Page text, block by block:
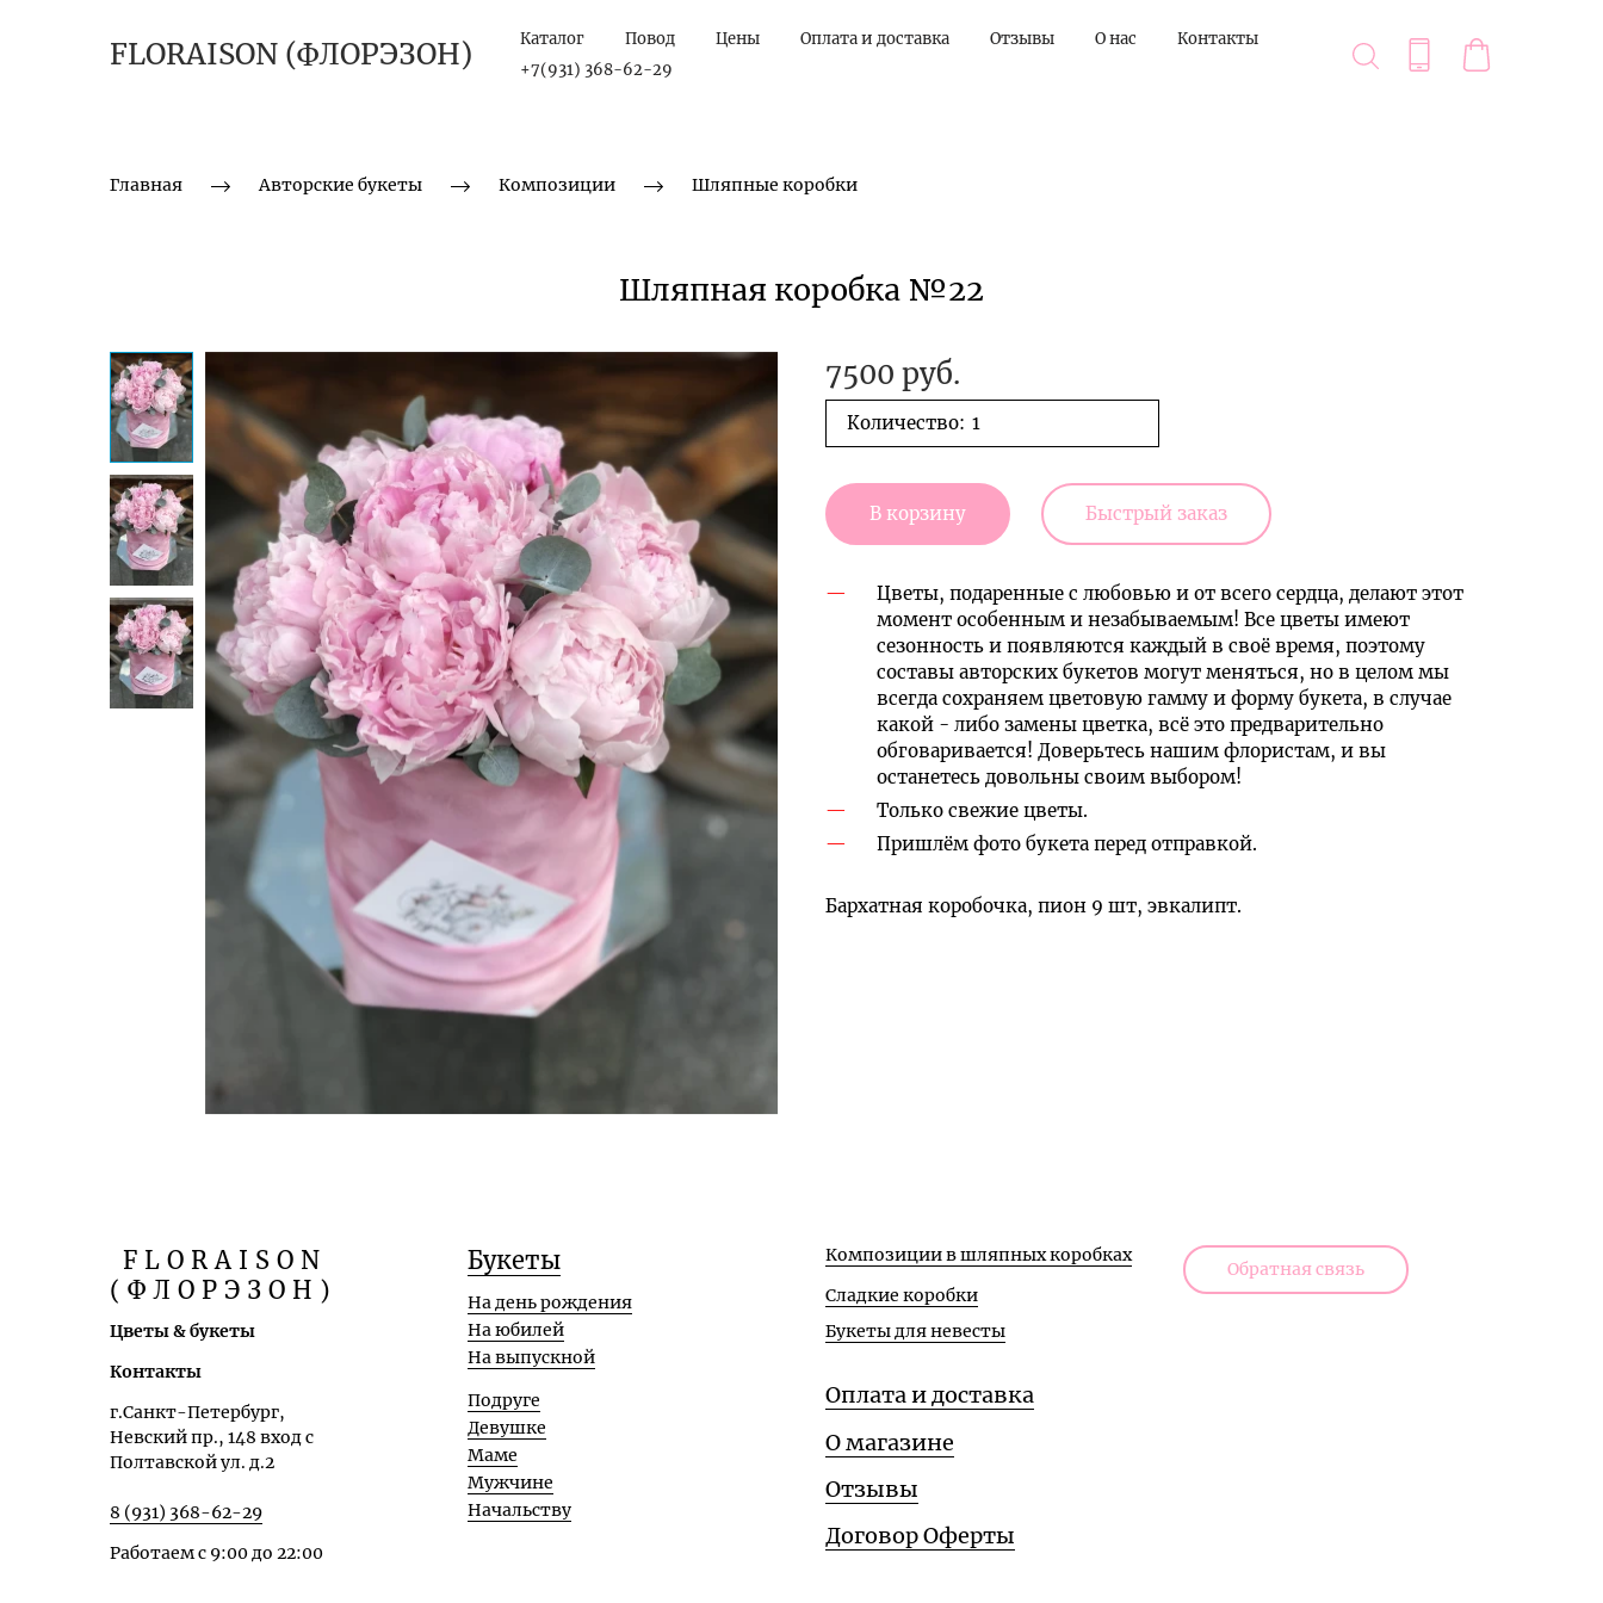
FLORAISON (ФЛОРЭЗОН) Каталог Повод Цены Оплата и доставка Отзывы О нас
Контакты
+7(931) 368-62-29
Главная Авторские букеты Композиции Шляпные коробки
Шляпная коробка №22
7500 руб.
Количество:
В корзину Быстрый заказ
Цветы, подаренные с любовью и от всего сердца, делают этот
момент особенным и незабываемым! Все цветы имеют
сезонность и появляются каждый в своё время, поэтому
составы авторских букетов могут меняться, но в целом мы
всегда сохраняем цветовую гамму и форму букета, в случае
какой - либо замены цветка, всё это предварительно
обговаривается! Доверьтесь нашим флористам, и вы
останетесь довольны своим выбором!
Только свежие цветы.
Пришлём фото букета перед отправкой.
Бархатная коробочка, пион 9 шт, эвкалипт.
FLORAISON
(ФЛОРЭЗОН)
Цветы & букеты
Контакты
г.Санкт-Петербург,
Невский пр., 148 вход с
Полтавской ул. д.2
8 (931) 368-62-29
Работаем с 9:00 до 22:00
Букеты
На день рождения
На юбилей
На выпускной
Подруге
Девушке
Маме
Мужчине
Начальству
Композиции в шляпных коробках
Сладкие коробки
Букеты для невесты
Оплата и доставка
О магазине
Отзывы
Договор Оферты
Обратная связь